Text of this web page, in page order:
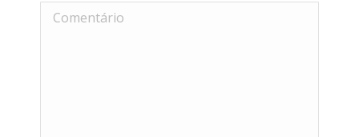
Comentário